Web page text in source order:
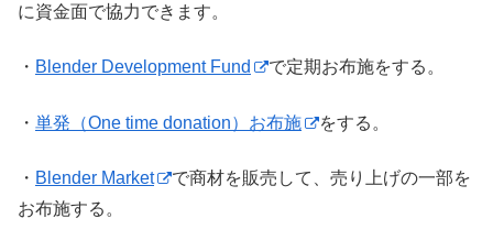
に資金面で協力できます。
・ Blender Development Fund で定期お布施をする。
・ 単発（One time donation）お布施 をする。
・ Blender Market
で商材を販売して、売り上げの一部を
お布施する。